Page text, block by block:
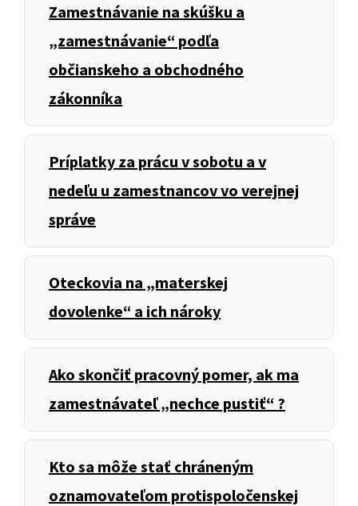
Zamestnávanie na skúšku a
„zamestnávanie“ podľa
občianskeho a obchodného
zákonníka
Príplatky za prácu v sobotu a v
nedeľu u zamestnancov vo verejnej
správe
Oteckovia na „materskej
dovolenke“ a ich nároky
Ako skončiť pracovný pomer, ak ma
zamestnávateľ „nechce pustiť“ ?
Kto sa môže stať chráneným
oznamovateľom protispoločenskej